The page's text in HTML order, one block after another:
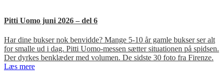
Pitti Uomo juni 2026 – del 6
Har dine bukser nok benvidde? Mange 5-10 år gamle bukser ser alt
for smalle ud i dag. Pitti Uomo-messen sætter situationen på spidsen.
Der dyrkes benklæder med volumen. De sidste 30 foto fra Firenze.
Læs mere